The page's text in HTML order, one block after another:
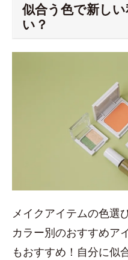
似合う色で新し
い？
メイクアイテムの色選
カラー別のおすすめア
もおすすめ！自分に似